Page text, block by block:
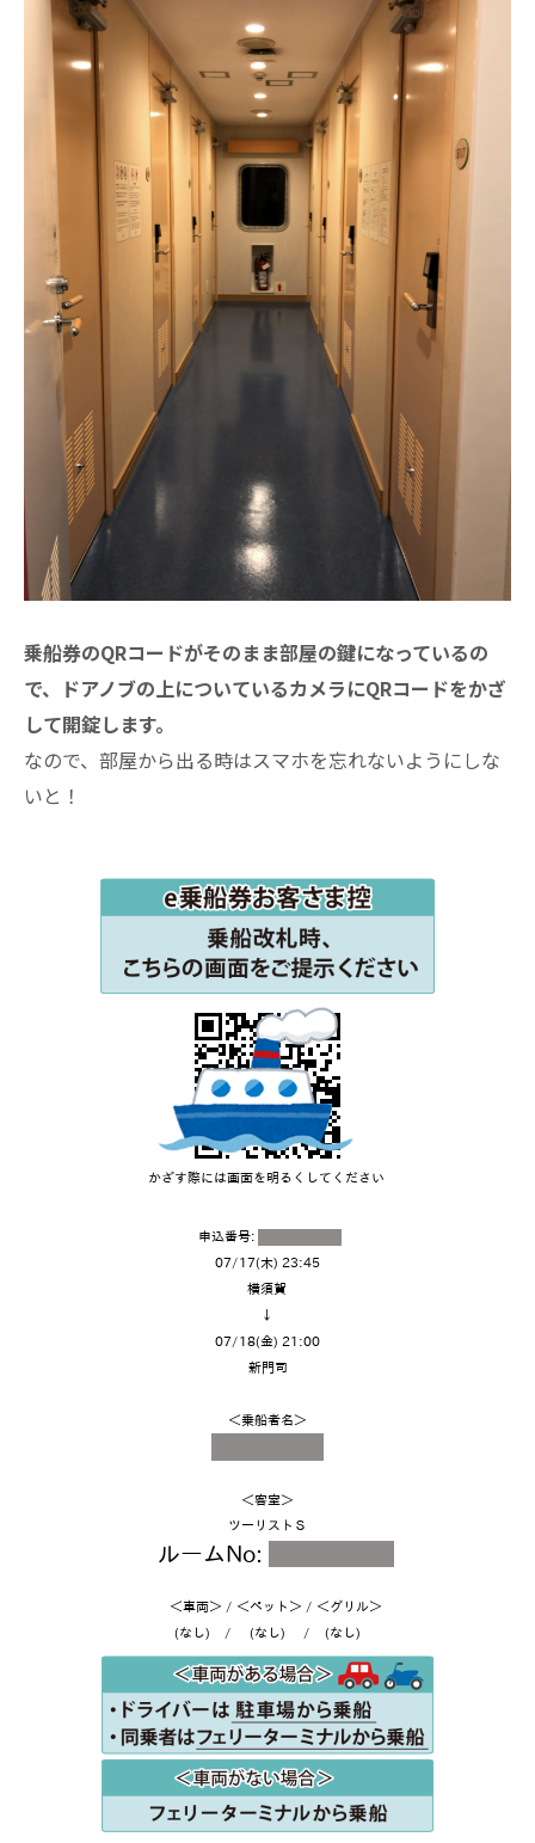
乗船券のQRコードがそのまま部屋の鍵になっているの
で、ドアノブの上についているカメラにQRコードをかざ
して開錠します。
なので、部屋から出る時はスマホを忘れないようにしな
いと！